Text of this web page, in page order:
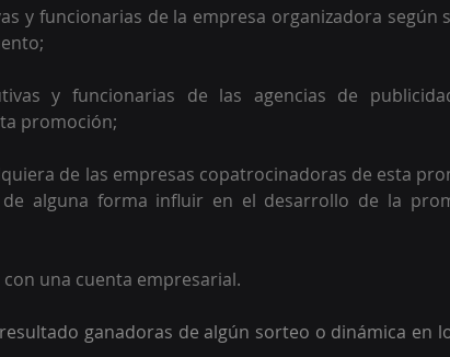
y funcionarias de la empresa organizadora según
y funcionarias de las agencias de
promoción;
de las empresas copatrocinadoras de esta
alguna forma influir en el desarrollo de la
una cuenta empresarial.
ganadoras de algún sorteo o dinámica en